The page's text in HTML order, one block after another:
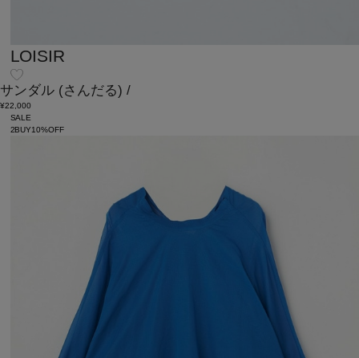
LOISIR
サンダル (さんだる) /
¥22,000
SALE
2BUY10%OFF